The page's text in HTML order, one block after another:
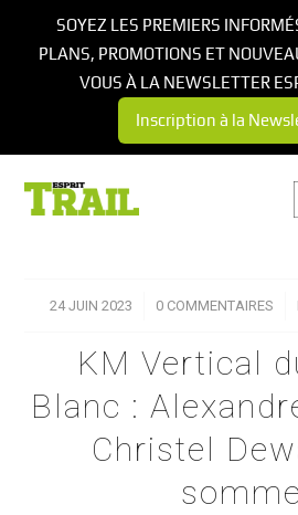
24 JUIN 2023
/ 0 COMMENTAIRES
/
KM Vertical
Blanc :
Christel
SOYEZ LES PREMIERS
PLANS, PROMOTIONS ET
VOUS À LA NEWSLETTER
Inscription à la